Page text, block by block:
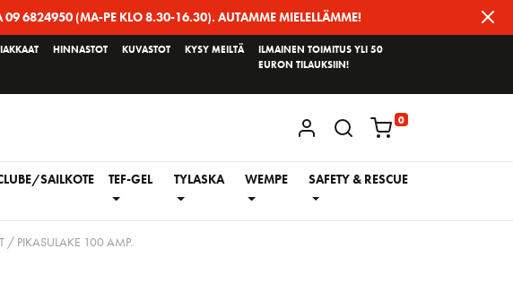
09 6824950 (MA-PE KLO 8.30-16.30). AUTAMME MIELELLÄMME!
HINNASTOT KUVASTOT KYSY MEILTÄ
ILMAINEN TOIMITUS YLI 50
EURON TILAUKSIIN!
KIRJAUDU / REKISTERÖIDY
0
SAILKOTE TEF-GEL TYLASKA WEMPE SAFETY & RESCUE
/ PIKASULAKE 100 AMP.